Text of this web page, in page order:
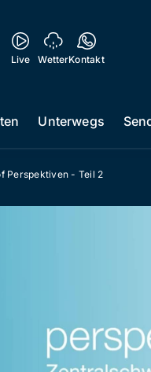
Live WetterKontakt
Unterwegs
Perspektiven - Teil 2